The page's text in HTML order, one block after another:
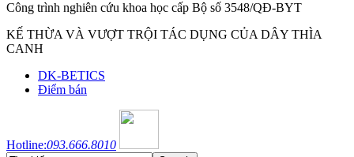
Công trình nghiên cứu khoa học cấp Bộ số 3548/QĐ-BYT
KẾ THỪA VÀ VƯỢT TRỘI TÁC DỤNG CỦA DÂY THÌA
CANH
DK-BETICS
Điểm bán
Hotline:093.666.8010